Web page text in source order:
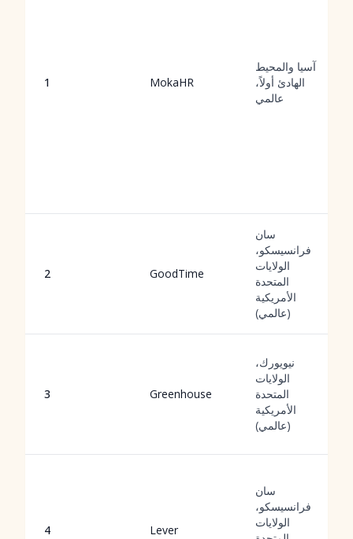
1 MokaHR
آسيا والمحيط
الهادئ أولاً،
عالمي
2 GoodTime
سان
فرانسيسكو،
الولايات
المتحدة
الأمريكية
(عالمي)
3 Greenhouse
نيويورك،
الولايات
المتحدة
الأمريكية
(عالمي)
4 Lever
سان
فرانسيسكو،
الولايات